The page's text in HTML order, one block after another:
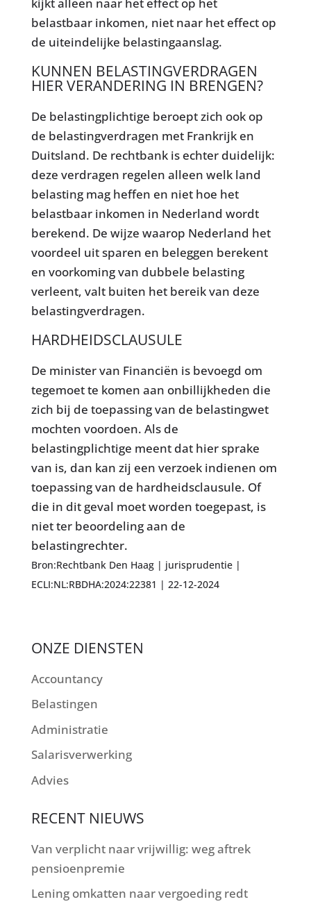
belastbaar inkomen, niet naar het effect op
de uiteindelijke belastingaanslag.
KUNNEN BELASTINGVERDRAGEN
HIER VERANDERING IN BRENGEN?
De belastingplichtige beroept zich ook op
de belastingverdragen met Frankrijk en
Duitsland. De rechtbank is echter duidelijk:
deze verdragen regelen alleen welk land
belasting mag heffen en niet hoe het
belastbaar inkomen in Nederland wordt
berekend. De wijze waarop Nederland het
voordeel uit sparen en beleggen berekent
en voorkoming van dubbele belasting
verleent, valt buiten het bereik van deze
belastingverdragen.
HARDHEIDSCLAUSULE
De minister van Financiën is bevoegd om
tegemoet te komen aan onbillijkheden die
zich bij de toepassing van de belastingwet
mochten voordoen. Als de
belastingplichtige meent dat hier sprake
van is, dan kan zij een verzoek indienen om
toepassing van de hardheidsclausule. Of
die in dit geval moet worden toegepast, is
niet ter beoordeling aan de
belastingrechter.
Bron:Rechtbank Den Haag | jurisprudentie |
ECLI:NL:RBDHA:2024:22381 | 22-12-2024
ONZE DIENSTEN
Accountancy
Belastingen
Administratie
Salarisverwerking
Advies
RECENT NIEUWS
Van verplicht naar vrijwillig: weg aftrek
pensioenpremie
Lening omkatten naar vergoeding redt